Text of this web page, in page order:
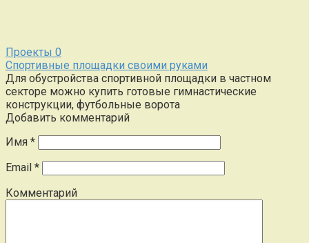
Проекты 0
Спортивные площадки своими руками
Для обустройства спортивной площадки в частном
секторе можно купить готовые гимнастические
конструкции, футбольные ворота
Добавить комментарий
Имя *
Email *
Комментарий